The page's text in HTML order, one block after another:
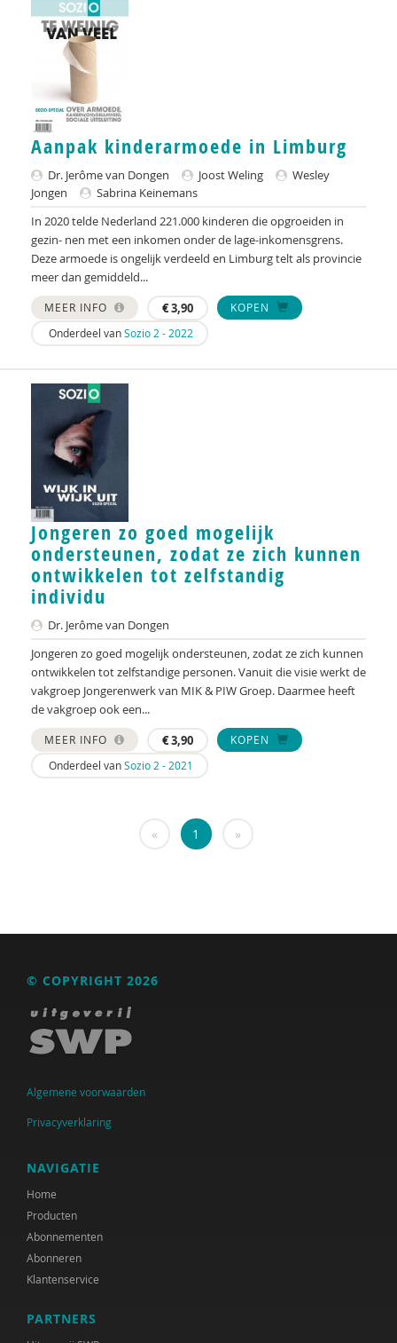
Nederlandse Sportalliantie m.m.v. Stichting
Vreedzaam
NIDI
Pharos
Raad voor Volksgezondheid & Samenleving
Ramirelsyla Eloise
Regioplan
Sonja
United Nations Office for Disaster Risk Reduction
VGN
WRR
René .C. Hoksbergen
Tim 'S Jongers
Jeugdautoriteit (JA)
Nederlandse Vereniging voor Obstetrie &
Gynaecologie (NVOG)
Henk A. Becker
Anja van der Aa
Tessa Aalst
Pauline Aarten
Sandrine Aarts
Yvonne Aartsen
Kanta Adhin
Alma Akkerman
Marga Akkerman
Cees Al
Channa Al
Aanpak kinderarmoede in Limburg
Dr. Jerôme van Dongen Joost Weling
Wesley
Jongen
Sabrina Keinemans
In 2020 telde Nederland 221.000 kinderen die opgroeiden in
gezin- nen met een inkomen onder de lage-inkomensgrens.
Deze armoede is ongelijk verdeeld en Limburg telt als provincie
meer dan gemiddeld...
MEER INFO €3,90
KOPEN
Onderdeel vanSozio 2 - 2022
Jongeren zo goed mogelijk
ondersteunen, zodat ze zich kunnen
ontwikkelen tot zelfstandig
individu
Dr. Jerôme van Dongen
Jongeren zo goed mogelijk ondersteunen, zodat ze zich kunnen
ontwikkelen tot zelfstandige personen. Vanuit die visie werkt de
vakgroep Jongerenwerk van MIK & PIW Groep. Daarmee heeft
de vakgroep ook een...
MEER INFO €3,90
KOPEN
Onderdeel vanSozio 2 - 2021
« 1 »
© COPYRIGHT 2026
Algemene voorwaarden
Privacyverklaring
NAVIGATIE
Home
Producten
Abonnementen
Abonneren
Klantenservice
PARTNERS